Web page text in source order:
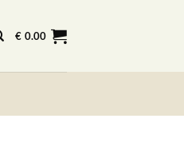
€ 0.00